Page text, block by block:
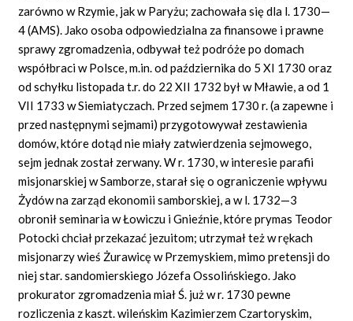
zarówno w Rzymie, jak w Paryżu; zachowała się dla l. 1730—
4 (AMS). Jako osoba odpowiedzialna za finansowe i prawne
sprawy zgromadzenia, odbywał też podróże po domach
współbraci w Polsce, m.in. od października do 5 XI 1730 oraz
od schyłku listopada t.r. do 22 XII 1732 był w Mławie, a od 1
VII 1733 w Siemiatyczach. Przed sejmem 1730 r. (a zapewne i
przed następnymi sejmami) przygotowywał zestawienia
domów, które dotąd nie miały zatwierdzenia sejmowego,
sejm jednak został zerwany. W r. 1730, w interesie parafii
misjonarskiej w Samborze, starał się o ograniczenie wpływu
Żydów na zarząd ekonomii samborskiej, a w l. 1732—3
obronił seminaria w Łowiczu i Gnieźnie, które prymas Teodor
Potocki chciał przekazać jezuitom; utrzymał też w rękach
misjonarzy wieś Żurawicę w Przemyskiem, mimo pretensji do
niej star. sandomierskiego Józefa Ossolińskiego. Jako
prokurator zgromadzenia miał Ś. już w r. 1730 pewne
rozliczenia z kaszt. wileńskim Kazimierzem Czartoryskim,